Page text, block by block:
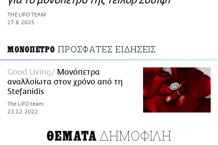
ΑΜΠΑ
PRINT
THE LIFO TEAM
27.8.2025
ΜΟΝΟΠΕΤΡΟ ΠΡΟΣΦΑΤΕΣ ΕΙΔΗΣΕΙΣ
Good Living
Μονόπετρα
αναλλοίωτα στον χρόνο από τη
Stefanidis
The LiFO team
23.12.2022
ΘΕΜΑΤΑ ΔΗΜΟΦΙΛΗ